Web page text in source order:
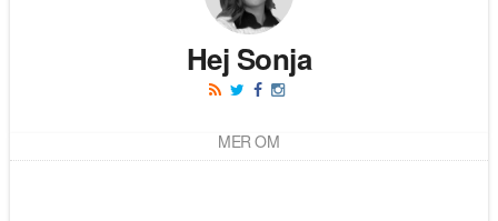
Hej Sonja
MER OM